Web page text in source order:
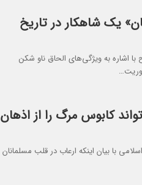
یک شاهکار در تاریخ
اشاره به ویژگی‌های الحاق ناو شکن
کابوس مرگ را از اذهان
با بیان اینکه ارعاب در قلب مسلمانان